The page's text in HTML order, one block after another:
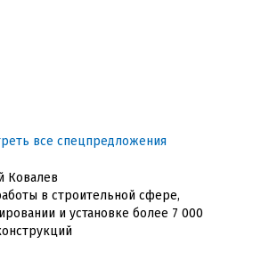
все спецпредложения
Ковалев
в строительной сфере,
и установке более 7 000